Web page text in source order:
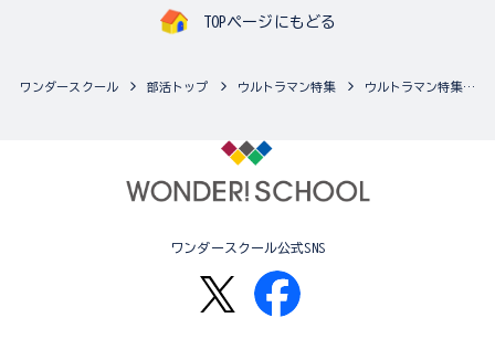
TOPページにもどる
ワンダースクール 部活トップ ウルトラマン特集 ウルトラマン特集のトピックス一覧
ワンダースクール公式SNS